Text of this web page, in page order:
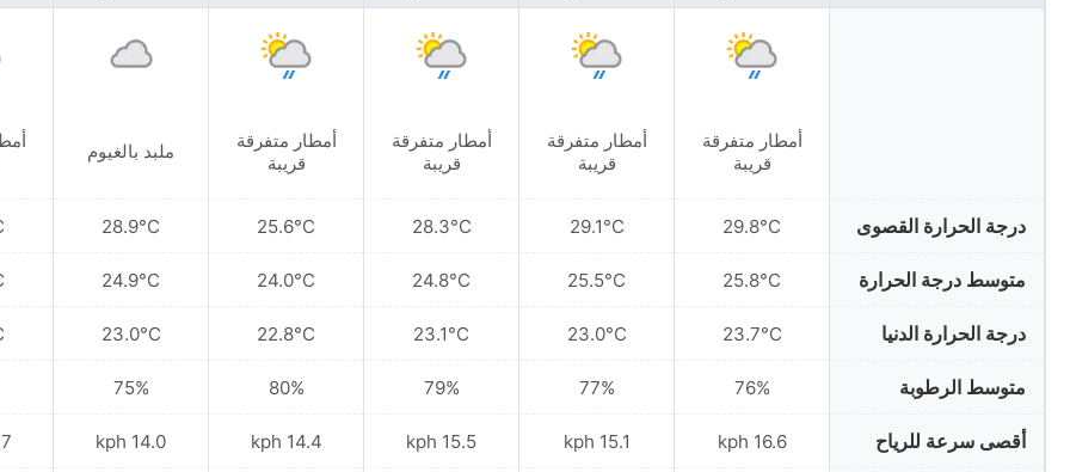
درجة الحرارة القصوى
متوسط درجة الحرارة
درجة الحرارة الدنيا
متوسط الرطوبة
أقصى سرعة للرياح
أمطار متفرقة
قريبة
29.8°C
25.8°C
23.7°C
76%
16.6 kph
أمطار متفرقة
قريبة
29.1°C
25.5°C
23.0°C
77%
15.1 kph
أمطار متفرقة
قريبة
28.3°C
24.8°C
23.1°C
79%
15.5 kph
أمطار متفرقة
قريبة
25.6°C
24.0°C
22.8°C
80%
14.4 kph
ملبد بالغيوم
28.9°C
24.9°C
23.0°C
75%
14.0 kph